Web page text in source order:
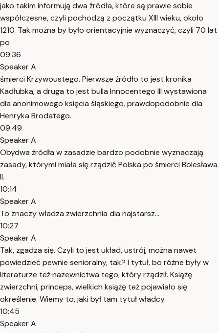
jako takim informują dwa źródła, które są prawie sobie
współczesne, czyli pochodzą z początku XIII wieku, około
1210. Tak można by było orientacyjnie wyznaczyć, czyli 70 lat
po
09:36
Speaker A
śmierci Krzywoustego. Pierwsze źródło to jest kronika
Kadłubka, a druga to jest bulla Innocentego III wystawiona
dla anonimowego księcia śląskiego, prawdopodobnie dla
Henryka Brodatego.
09:49
Speaker A
Obydwa źródła w zasadzie bardzo podobnie wyznaczają
zasady, którymi miała się rządzić Polska po śmierci Bolesława
II.
10:14
Speaker A
To znaczy władza zwierzchnia dla najstarsz...
10:27
Speaker A
Tak, zgadza się. Czyli to jest układ, ustrój, można nawet
powiedzieć pewnie senioralny, tak? I tytuł, bo różne były w
literaturze też nazewnictwa tego, który rządził. Książę
zwierzchni, princeps, wielkich książę też pojawiało się
określenie. Wiemy to, jaki był tam tytuł władcy.
10:45
Speaker A